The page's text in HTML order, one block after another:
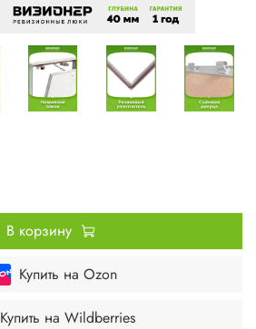
В корзину
Купить на Ozon
Купить на Wildberries